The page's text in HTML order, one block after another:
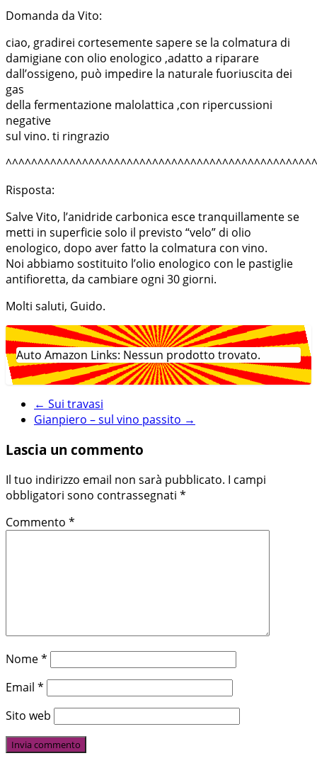
Domanda da Vito:
ciao, gradirei cortesemente sapere se la colmatura di
damigiane con olio enologico ,adatto a riparare
dall’ossigeno, può impedire la naturale fuoriuscita dei
gas
della fermentazione malolattica ,con ripercussioni
negative
sul vino. ti ringrazio
Risposta:
Salve Vito, l’anidride carbonica esce tranquillamente se
metti in superficie solo il previsto “velo” di olio
enologico, dopo aver fatto la colmatura con vino.
Noi abbiamo sostituito l’olio enologico con le pastiglie
antifioretta, da cambiare ogni 30 giorni.
Molti saluti, Guido.
Auto Amazon Links: Nessun prodotto trovato.
← Sui travasi
Gianpiero – sul vino passito →
Lascia un commento
Il tuo indirizzo email non sarà pubblicato. I campi
obbligatori sono contrassegnati *
Commento *
Nome*
Email *
Sito web